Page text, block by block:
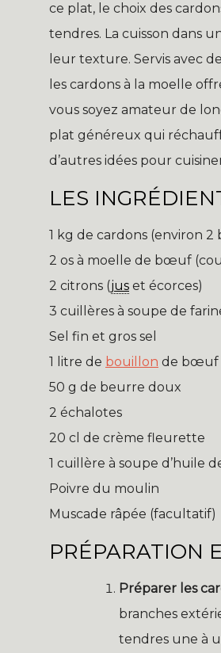
ce plat, le choix des
tendres. La cuisson dans
leur texture. Servis avec
les cardons à la moelle
vous soyez amateur de
plat généreux qui
d’autres idées pour
LES
1 kg de cardons (environ 2
2 os à moelle de bœuf
2 citrons (jus et écorces)
3 cuillères à soupe de
Sel fin et gros sel
1 litre de bouillon de bœuf
50 g de beurre doux
2 échalotes
20 cl de crème fleurette
1 cuillère à soupe d’huile
Poivre du moulin
Muscade râpée (facultatif)
PRÉPARATION
Préparer les
branches
tendres une à